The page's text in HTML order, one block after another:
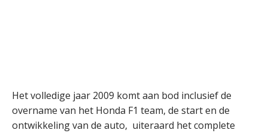
Het volledige jaar 2009 komt aan bod inclusief de
overname van het Honda F1 team, de start en de
ontwikkeling van de auto, uiteraard het complete